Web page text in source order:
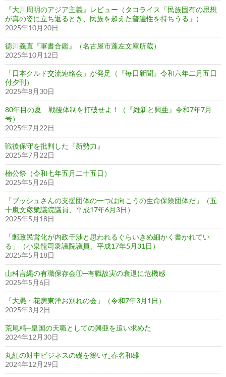
『大川周明のアジア主義』レビュー（タコライス「民族固有の思想
が真の姿に立ち返るとき、民族を超えた普遍性を持ちうる」）
2025年10月20日
徳川義直『軍書合鑑』（名古屋市蓬左文庫所蔵）
2025年10月12日
「日本クルド交流連絡会」が発足（『毎日新聞』令和六年二月五日
付夕刊）
2025年8月30日
80年目の夏 戦後体制を打破せよ！（『維新と興亜』令和7年7月
号）
2025年7月22日
戦後保守を批判した『新勢力』
2025年7月22日
楠公祭（令和七年五月二十五日）
2025年5月26日
「ブッシュさんの支援団体の一つは向こうの生命保険団体だ」（五
十嵐文彦衆議院議員、平成17年6月3日）
2025年5月18日
「郵政民営化が内政干渉と思われるぐらいきめ細かく書かれてい
る」（小泉龍司衆議院議員、平成17年5月31日）
2025年5月18日
山科言縄の有職保存会①─有職故実の衰退に危機感
2025年5月6日
「大愚・花房東洋お別れの会」（令和7年3月1日）
2025年3月2日
荒尾精─皇国の天職としての興亜を追い求めた
2024年12月30日
丸紅の対中ビジネスの礎を築いた春名和雄
2024年12月29日